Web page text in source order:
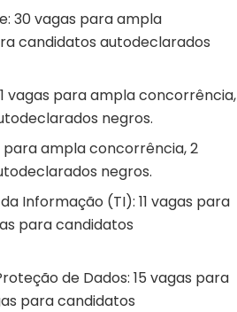
30 vagas para ampla
candidatos autodeclarados
vagas para ampla concorrência,
negros.
para ampla concorrência, 2
negros.
Informação (TI): 11 vagas para
para candidatos
de Dados: 15 vagas para
para candidatos